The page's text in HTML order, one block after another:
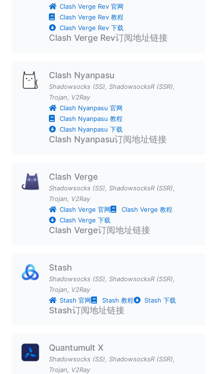
Clash Verge Rev 官网
Clash Verge Rev 教程
Clash Verge Rev 下载
Clash Verge Rev订阅地址链接
Clash Nyanpasu
Shadowsocks (SS), ShadowsocksR (SSR),
Trojan, V2Ray
Clash Nyanpasu 官网
Clash Nyanpasu 教程
Clash Nyanpasu 下载
Clash Nyanpasu订阅地址链接
Clash Verge
Shadowsocks (SS), ShadowsocksR (SSR),
Trojan, V2Ray
Clash Verge 官网
Clash Verge 教程
Clash Verge 下载
Clash Verge订阅地址链接
Stash
Shadowsocks (SS), ShadowsocksR (SSR),
Trojan, V2Ray
Stash 官网
Stash 教程 Stash 下载
Stash订阅地址链接
Quantumult X
Shadowsocks (SS), ShadowsocksR (SSR),
Trojan, V2Ray